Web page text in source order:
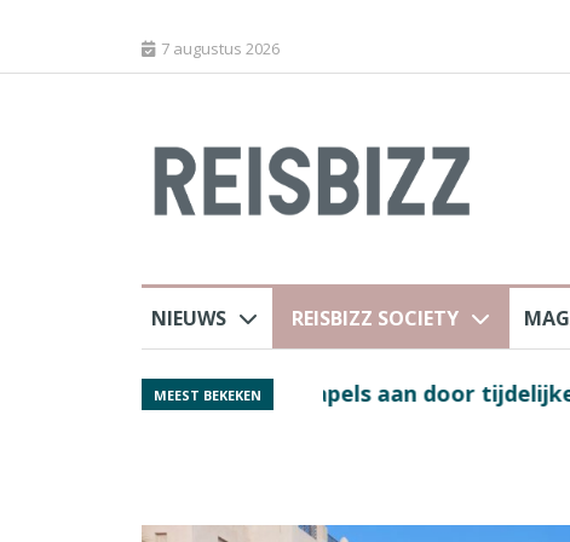
7 augustus 2026
NIEUWS REISBIZZ SOCIETY
MEEST BEKEKEN
luchthaven
Spaans